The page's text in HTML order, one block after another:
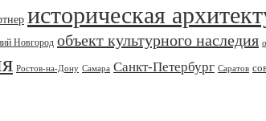
историческая
Новгород объект культурного наследия
Ростов-на-Дону Самара Санкт-Петербург Саратов